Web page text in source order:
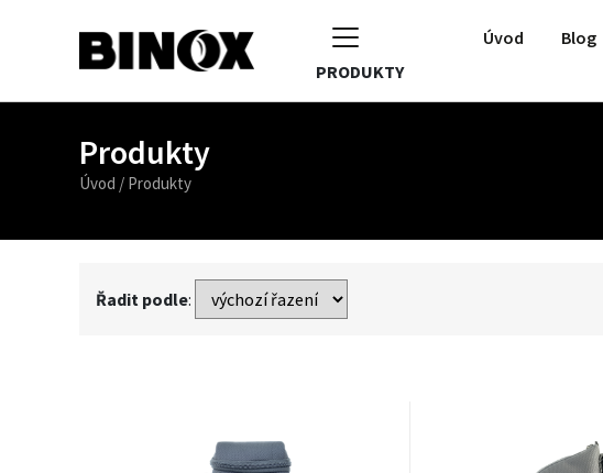
PRODUKTY
Úvod Blog
Produkty
Úvod / Produkty
Řadit podle: